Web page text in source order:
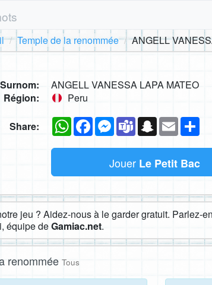
Temple de la renommée ANGELL
Surnom:
ANGELL VANESSA LAPA MATEO
Région:
Peru
Share: WhatsAppFacebookMessenger
TeamsSnapchat
Email
Jouer Le Petit Bac
jeu ? Aidez-nous à le garder gratuit. Parlez-
équipe deGamiac.net.
renommée Tous